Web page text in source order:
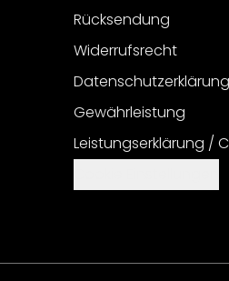
Rücksendung
Widerrufsrecht
Datenschutzerklärung
Gewährleistung
Leistungserklärung /